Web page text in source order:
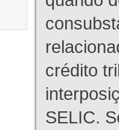
crédito
SELIC.